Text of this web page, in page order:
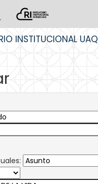
INSTITUCIONAL UAQ